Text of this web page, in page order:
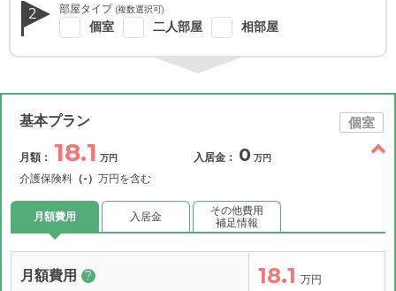
2 部屋タイプ (複数選択可)
個室 二人部屋 相部屋
基本プラン 個室
月額： 18.1 万円
介護保険料 （-） 万円を含む
入居金： 0 万円
月額費用 入居金
その他費用
補足情報
月額費用 ? 18.1 万円